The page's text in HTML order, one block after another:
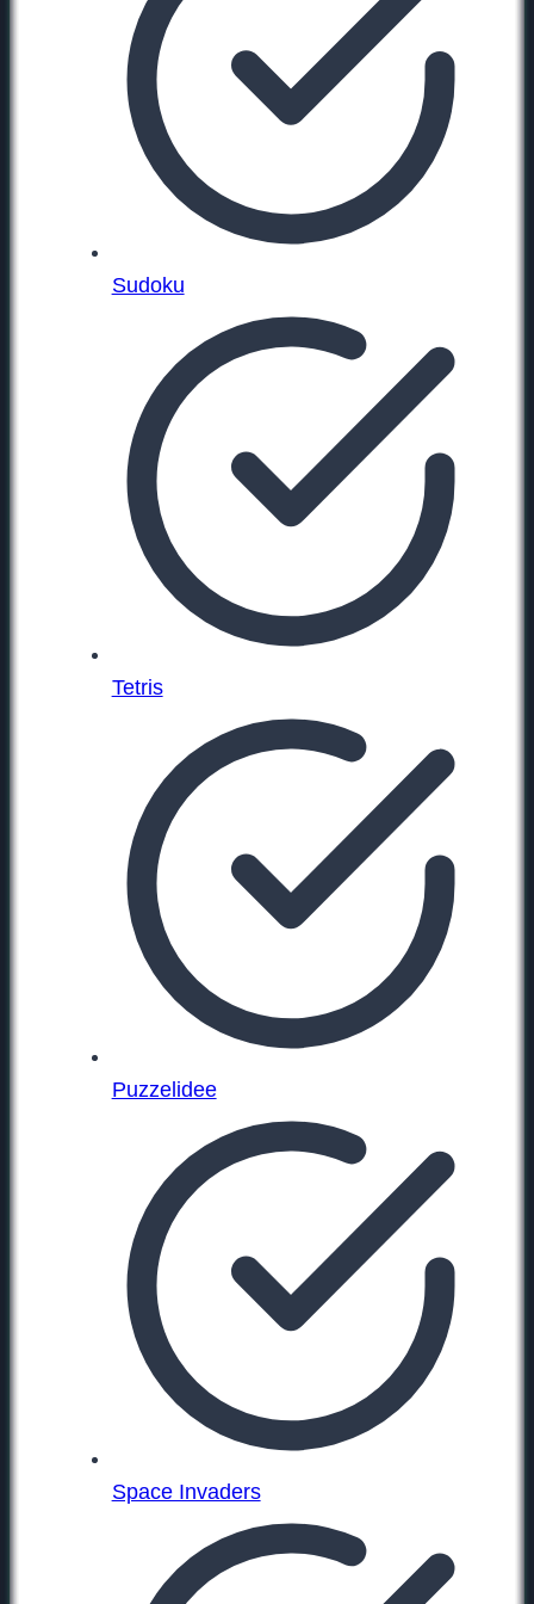
Sudoku
Tetris
Puzzelidee
Space Invaders